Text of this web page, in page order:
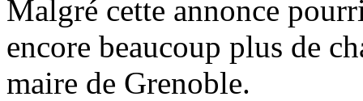
Malgré cette annonce
encore beaucoup plus de
maire de Grenoble.